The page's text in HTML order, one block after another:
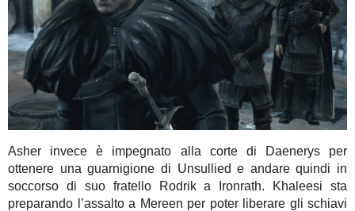
Asher invece è impegnato alla corte di Daenerys per
ottenere una guarnigione di Unsullied e andare quindi in
soccorso di suo fratello Rodrik a Ironrath. Khaleesi sta
preparando l’assalto a Mereen per poter liberare gli schiavi